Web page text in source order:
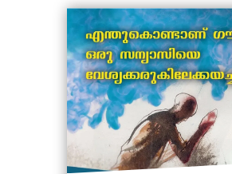
ഓര്‍മ്മപ്പെടുത്തലാണ്.